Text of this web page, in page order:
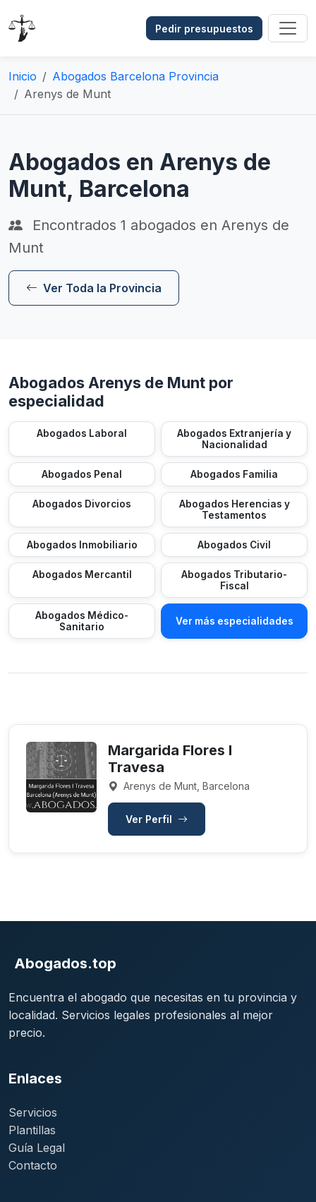
Pedir presupuestos
Inicio
Abogados Barcelona Provincia
Arenys de Munt
Abogados en Arenys de
Munt, Barcelona
Encontrados 1 abogados en Arenys de
Munt
Ver Toda la Provincia
Abogados Arenys de Munt por
especialidad
Abogados Laboral
Abogados Extranjería y
Nacionalidad
Abogados Penal Abogados Familia
Abogados Divorcios
Abogados Herencias y
Testamentos
Abogados Inmobiliario Abogados Civil
Abogados Mercantil
Abogados Tributario-
Fiscal
Abogados Médico-
Sanitario
Ver más especialidades
Margarida Flores I
Travesa
Arenys de Munt, Barcelona
Ver Perfil
Abogados.top
Encuentra el abogado que necesitas en tu provincia y
localidad. Servicios legales profesionales al mejor
precio.
Enlaces
Servicios
Plantillas
Guía Legal
Contacto